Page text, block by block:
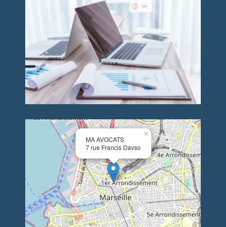
MA AVOCATS
7 rue Francis Davso
×